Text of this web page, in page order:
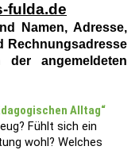
fulda.de
Namen, Adresse,
Rechnungsadresse
angemeldeten
Alltag“
Fühlt sich ein
wohl? Welches